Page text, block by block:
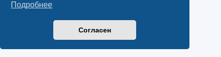
Подробнее
Согласен